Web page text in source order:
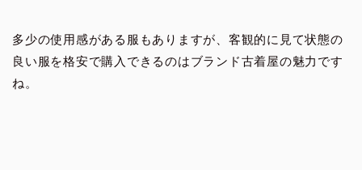
多少の使用感がある服もありますが、客観的に見て状態の
良い服を格安で購入できるのはブランド古着屋の魅力です
ね。